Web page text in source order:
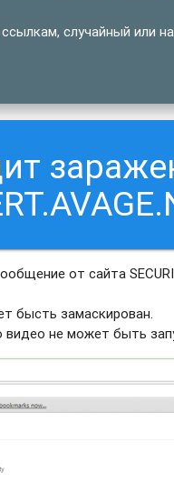
случайный или
от сайта
бысть замаскирован.
не может быть